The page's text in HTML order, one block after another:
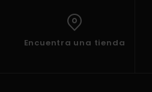
Encuentra una tienda